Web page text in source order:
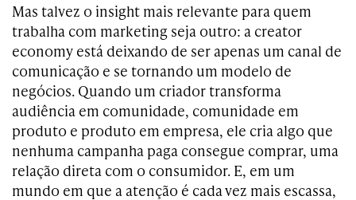
Mas talvez o insight mais relevante para quem
trabalha com marketing seja outro: a creator
economy está deixando de ser apenas um canal de
comunicação e se tornando um modelo de
negócios. Quando um criador transforma
audiência em comunidade, comunidade em
produto e produto em empresa, ele cria algo que
nenhuma campanha paga consegue comprar, uma
relação direta com o consumidor. E, em um
mundo em que a atenção é cada vez mais escassa,